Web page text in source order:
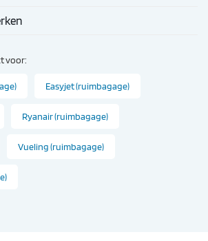
voor:
Easyjet (ruimbagage)
Ryanair (ruimbagage)
Vueling (ruimbagage)